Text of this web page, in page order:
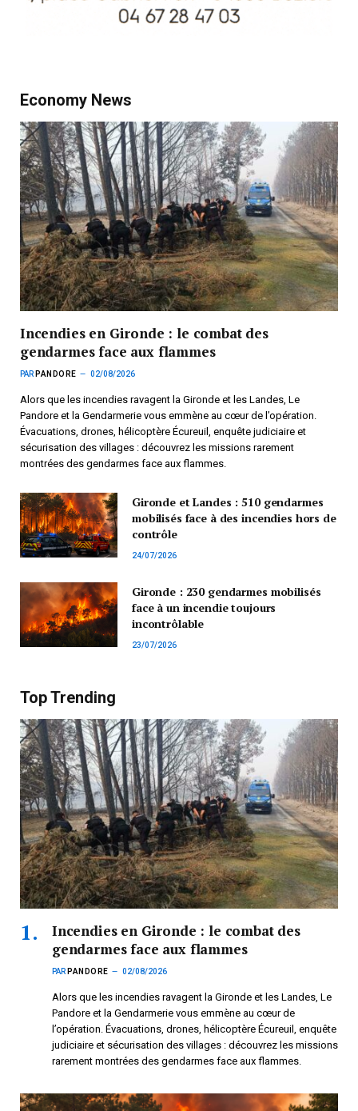
Economy News
Incendies en Gironde : le combat des
gendarmes face aux flammes
PAR PANDORE 02/08/2026
Alors que les incendies ravagent la Gironde et les Landes, Le
Pandore et la Gendarmerie vous emmène au cœur de l’opération.
Évacuations, drones, hélicoptère Écureuil, enquête judiciaire et
sécurisation des villages : découvrez les missions rarement
montrées des gendarmes face aux flammes.
Gironde et Landes : 510 gendarmes
mobilisés face à des incendies hors de
contrôle
24/07/2026
Gironde : 230 gendarmes mobilisés
face à un incendie toujours
incontrôlable
23/07/2026
Top Trending
Incendies en Gironde : le combat des
gendarmes face aux flammes
PAR PANDORE 02/08/2026
Alors que les incendies ravagent la Gironde et les Landes, Le
Pandore et la Gendarmerie vous emmène au cœur de
l’opération. Évacuations, drones, hélicoptère Écureuil, enquête
judiciaire et sécurisation des villages : découvrez les missions
rarement montrées des gendarmes face aux flammes.